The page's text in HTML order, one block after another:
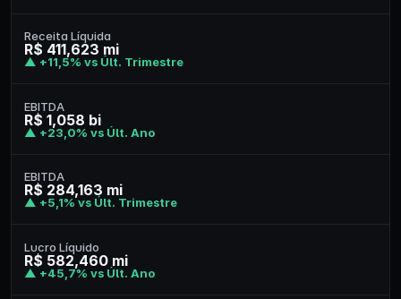
Receita Líquida
R$ 411,623 mi
▲ +11,5% vs Últ. Trimestre
EBITDA
R$ 1,058 bi
▲ +23,0% vs Últ. Ano
EBITDA
R$ 284,163 mi
▲ +5,1% vs Últ. Trimestre
Lucro Líquido
R$ 582,460 mi
▲ +45,7% vs Últ. Ano